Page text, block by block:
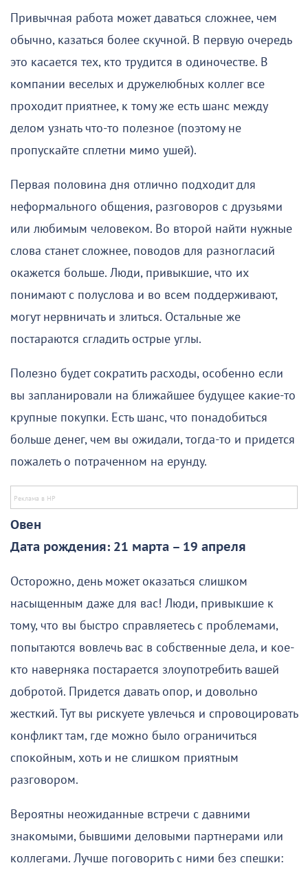
Привычная работа может даваться сложнее, чем
обычно, казаться более скучной. В первую очередь
это касается тех, кто трудится в одиночестве. В
компании веселых и дружелюбных коллег все
проходит приятнее, к тому же есть шанс между
делом узнать что-то полезное (поэтому не
пропускайте сплетни мимо ушей).
Первая половина дня отлично подходит для
неформального общения, разговоров с друзьями
или любимым человеком. Во второй найти нужные
слова станет сложнее, поводов для разногласий
окажется больше. Люди, привыкшие, что их
понимают с полуслова и во всем поддерживают,
могут нервничать и злиться. Остальные же
постараются сгладить острые углы.
Полезно будет сократить расходы, особенно если
вы запланировали на ближайшее будущее какие-то
крупные покупки. Есть шанс, что понадобиться
больше денег, чем вы ожидали, тогда-то и придется
пожалеть о потраченном на ерунду.
Овен
Дата рождения: 21 марта – 19 апреля
Осторожно, день может оказаться слишком
насыщенным даже для вас! Люди, привыкшие к
тому, что вы быстро справляетесь с проблемами,
попытаются вовлечь вас в собственные дела, и кое-
кто наверняка постарается злоупотребить вашей
добротой. Придется давать опор, и довольно
жесткий. Тут вы рискуете увлечься и спровоцировать
конфликт там, где можно было ограничиться
спокойным, хоть и не слишком приятным
разговором.
Вероятны неожиданные встречи с давними
знакомыми, бывшими деловыми партнерами или
коллегами. Лучше поговорить с ними без спешки: